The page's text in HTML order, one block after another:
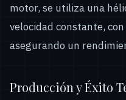
motor, se utiliza una
velocidad constante,
asegurando un
Producción y Éxito